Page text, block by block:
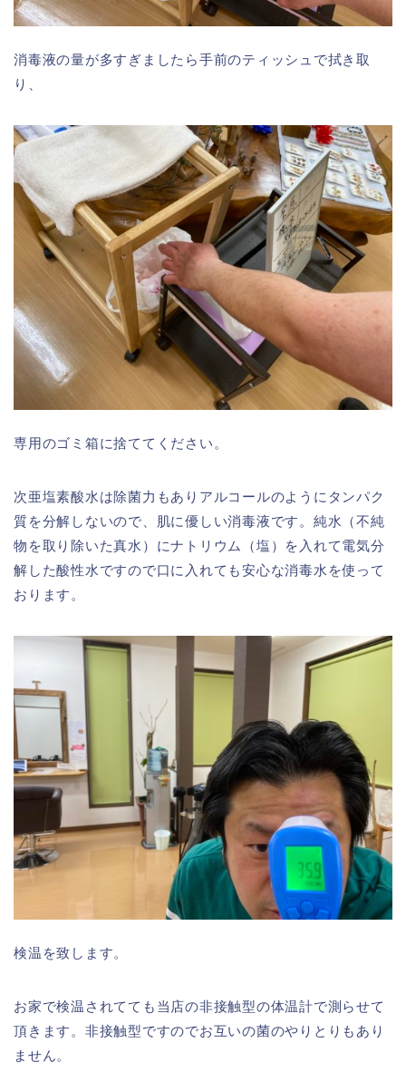
消毒液の量が多すぎましたら手前のティッシュで拭き取
り、
専用のゴミ箱に捨ててください。
次亜塩素酸水は除菌力もありアルコールのようにタンパク
質を分解しないので、肌に優しい消毒液です。純水（不純
物を取り除いた真水）にナトリウム（塩）を入れて電気分
解した酸性水ですので口に入れても安心な消毒水を使って
おります。
検温を致します。
お家で検温されてても当店の非接触型の体温計で測らせて
頂きます。非接触型ですのでお互いの菌のやりとりもあり
ません。